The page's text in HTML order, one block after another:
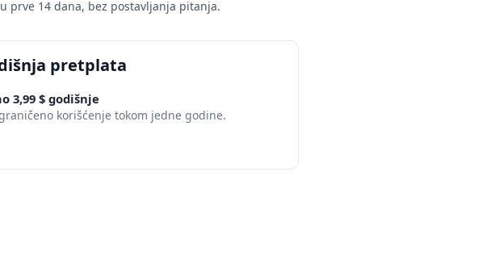
prve 14 dana, bez postavljanja pitanja.
pretplata
3,99 $ godišnje
korišćenje tokom jedne godine.